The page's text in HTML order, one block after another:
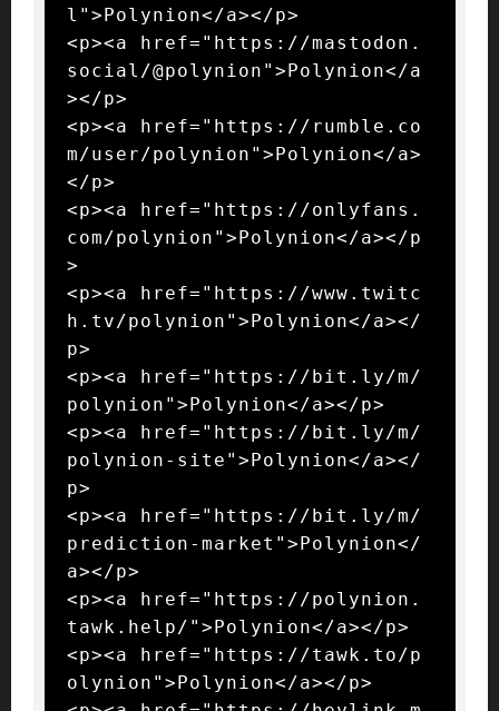
l">Polynion</a></p>
<p><a href="https://mastodon.
social/@polynion">Polynion</a
></p>
<p><a href="https://rumble.co
m/user/polynion">Polynion</a>
</p>
<p><a href="https://onlyfans.
com/polynion">Polynion</a></p
>
<p><a href="https://www.twitc
h.tv/polynion">Polynion</a></
p>
<p><a href="https://bit.ly/m/
polynion">Polynion</a></p>
<p><a href="https://bit.ly/m/
polynion-site">Polynion</a></
p>
<p><a href="https://bit.ly/m/
prediction-market">Polynion</
a></p>
<p><a href="https://polynion.
tawk.help/">Polynion</a></p>
<p><a href="https://tawk.to/p
olynion">Polynion</a></p>